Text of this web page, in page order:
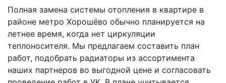
Полная замена системы отопления в квартире в
районе метро Хорошёво обычно планируется на
летнее время, когда нет циркуляции
теплоносителя. Мы предлагаем составить план
работ, подобрать радиаторы из ассортимента
наших партнеров во выгодной цене и согласовать